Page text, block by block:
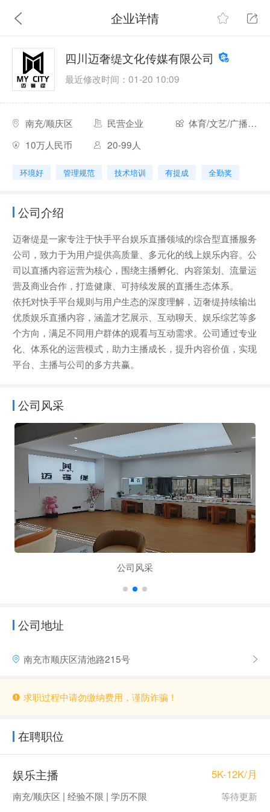
企业详情
四川迈奢缇文化传媒有限公司
最近修改时间：01-20 10:09
南充/顺庆区 民营企业
体育/文艺/广播/影视业
10万人民币
20-99人
环境好 管理规范 技术培训 有提成 全勤奖
公司介绍
迈奢缇是一家专注于快手平台娱乐直播领域的综合型直播服务
公司，致力于为用户提供高质量、多元化的线上娱乐内容。公
司以直播内容运营为核心，围绕主播孵化、内容策划、流量运
营及商业合作，打造健康、可持续发展的直播生态体系。
依托对快手平台规则与用户生态的深度理解，迈奢缇持续输出
优质娱乐直播内容，涵盖才艺展示、互动聊天、娱乐综艺等多
个方向，满足不同用户群体的观看与互动需求。公司通过专业
化、体系化的运营模式，助力主播成长，提升内容价值，实现
平台、主播与公司的多方共赢。
公司风采
公司风采
公司地址
南充市顺庆区清池路215号
求职过程中请勿缴纳费用，谨防诈骗！
在聘职位
娱乐主播 5K-12K/月
南充/顺庆区 | 经验不限 | 学历不限 等待更新